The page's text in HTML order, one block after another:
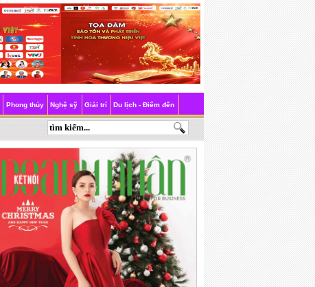
Phong thủy Nghệ sỹ Giải trí Du lịch - Điểm đến